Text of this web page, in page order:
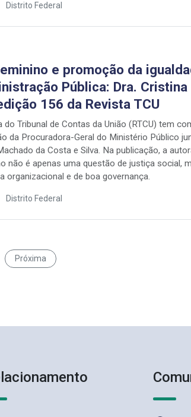
Distrito Federal
e promoção da
Pública: Dra. Cristina
156 da Revista TCU
Tribunal de Contas da União (RTCU) tem
da Procuradora-Geral do Ministério Público
da Costa e Silva. Na publicação, a
não é apenas uma questão de justiça social,
organizacional e de boa governança.
Distrito Federal
Próxima